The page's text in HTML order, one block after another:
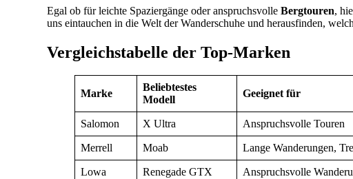
Egal ob für leichte Spaziergänge oder anspruchsvolle Bergtouren,
uns eintauchen in die Welt der Wanderschuhe und herausfinden,
Vergleichstabelle der Top-Marken
Marke
Beliebtestes
Modell
Geeignet für
Salomon X Ultra Anspruchsvolle Touren
Merrell Moab Lange Wanderungen,
Lowa Renegade GTX Anspruchsvolle